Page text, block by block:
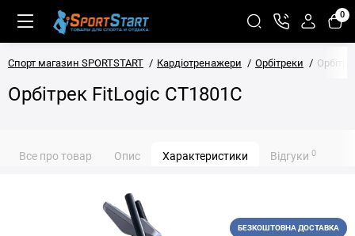
0
Спорт магазин SPORTSTART Кардіотренажери Орбітреки
Орбітрек FitLogic CT1801C
Все про товар Опис Характеристики Відгуки 0
БЕЗКОШТОВНА ДОСТАВКА